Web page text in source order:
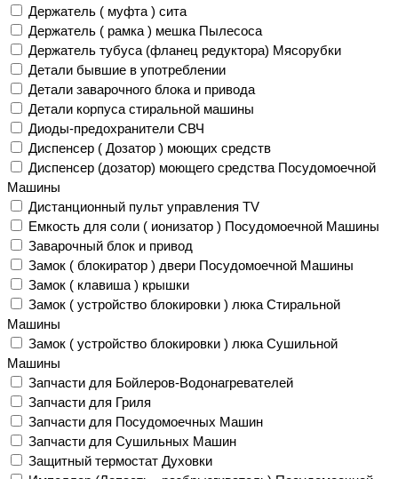
Держатель ( муфта ) сита
Держатель ( рамка ) мешка Пылесоса
Держатель тубуса (фланец редуктора) Мясорубки
Детали бывшие в употреблении
Детали заварочного блока и привода
Детали корпуса стиральной машины
Диоды-предохранители СВЧ
Диспенсер ( Дозатор ) моющих средств
Диспенсер (дозатор) моющего средства Посудомоечной
Машины
Дистанционный пульт управления TV
Емкость для соли ( ионизатор ) Посудомоечной Машины
Заварочный блок и привод
Замок ( блокиратор ) двери Посудомоечной Машины
Замок ( клавиша ) крышки
Замок ( устройство блокировки ) люка Стиральной
Машины
Замок ( устройство блокировки ) люка Сушильной
Машины
Запчасти для Бойлеров-Водонагревателей
Запчасти для Гриля
Запчасти для Посудомоечных Машин
Запчасти для Сушильных Машин
Защитный термостат Духовки